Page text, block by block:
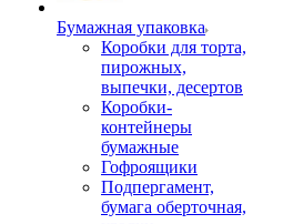
Бумажная упаковка
Коробки для торта,
пирожных,
выпечки, десертов
Коробки-
контейнеры
бумажные
Гофроящики
Подпергамент,
бумага оберточная,